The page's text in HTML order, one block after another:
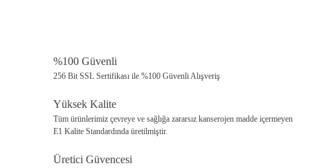
· Fotoğraf çekimi kaynaklı ürünlerde az da olsa renk farklılıkları
Ürün resmi kalitesiz, bozuk veya görüntülenemiyor.
Ürün fiyatı diğer sitelerden daha pahalı.
Bu ürüne benzer farklı alternatifler olmalı.
%100 Güvenli
256 Bit SSL Sertifikası ile %100 Güvenli Alışveriş
Yüksek Kalite
Tüm ürünlerimiz çevreye ve sağlığa zararsız kanserojen madde içermeyen
E1 Kalite Standardında üretilmiştir.
Üretici Güvencesi